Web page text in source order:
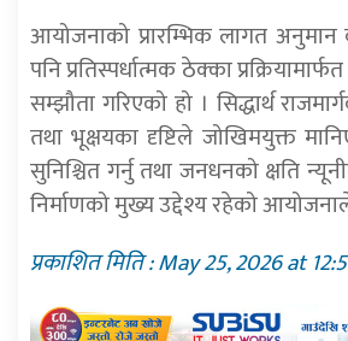
आयोजनाको प्रारम्भिक लागत
पनि प्रतिस्पर्धात्मक ठेक्का
सम्झौता गरिएको हो । सिद्धार्थ
तथा भूक्षयका दृष्टिले जोखिमयुक्त
सुनिश्चित गर्नु तथा जनधनको क्षति
निर्माणको मुख्य उद्देश्य रहेको
प्रकाशित मिति : May 25, 2026 at